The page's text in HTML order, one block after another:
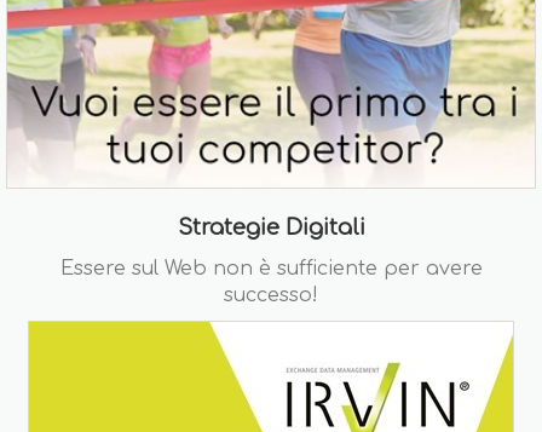
Strategie Digitali
Essere sul Web non è sufficiente per avere
successo!